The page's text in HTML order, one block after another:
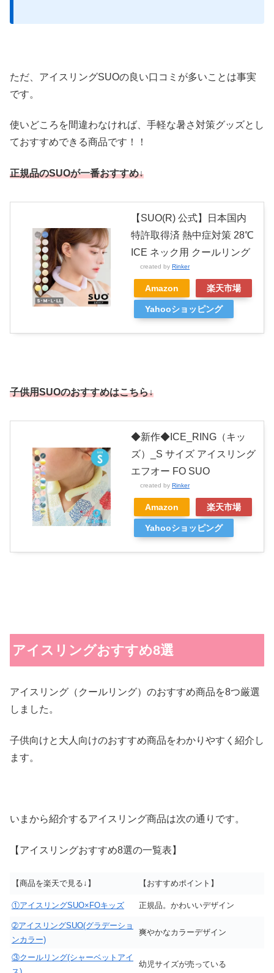
ただ、アイスリングSUOの良い口コミが多いことは事実
です。
使いどころを間違わなければ、手軽な暑さ対策グッズとし
ておすすめできる商品です！！
正規品のSUOが一番おすすめ↓
【SUO(R) 公式】日本国内
特許取得済 熱中症対策 28℃
ICE ネック用 クールリング
created by Rinker
Amazon 楽天市場
Yahooショッピング
子供用SUOのおすすめはこちら↓
◆新作◆ICE_RING（キッ
ズ）_S サイズ アイスリング
エフオー FO SUO
created by Rinker
Amazon 楽天市場
Yahooショッピング
アイスリングおすすめ8選
アイスリング（クールリング）のおすすめ商品を8つ厳選
しました。
子供向けと大人向けのおすすめ商品をわかりやすく紹介し
ます。
いまから紹介するアイスリング商品は次の通りです。
【アイスリングおすすめ8選の一覧表】
【商品を楽天で見る↓】 【おすすめポイント】
①アイスリングSUO×FOキッズ 正規品。かわいいデザイン
➁アイスリングSUO(グラデーショ
ンカラー)
爽やかなカラーデザイン
③クールリング(シャーベットアイ
幼児サイズが売っている